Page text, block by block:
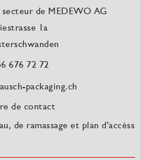
secteur de MEDEWO AG
1a
676 72 72
packaging.ch
de contact
de ramassage et plan d'accèss